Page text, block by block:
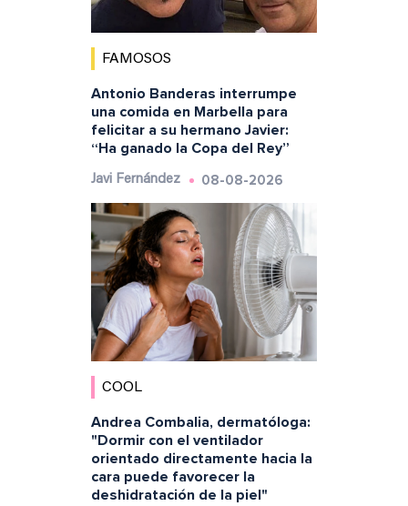
FAMOSOS
Antonio Banderas interrumpe
una comida en Marbella para
felicitar a su hermano Javier:
“Ha ganado la Copa del Rey”
Javi Fernández 08-08-2026
COOL
Andrea Combalia, dermatóloga:
"Dormir con el ventilador
orientado directamente hacia la
cara puede favorecer la
deshidratación de la piel"